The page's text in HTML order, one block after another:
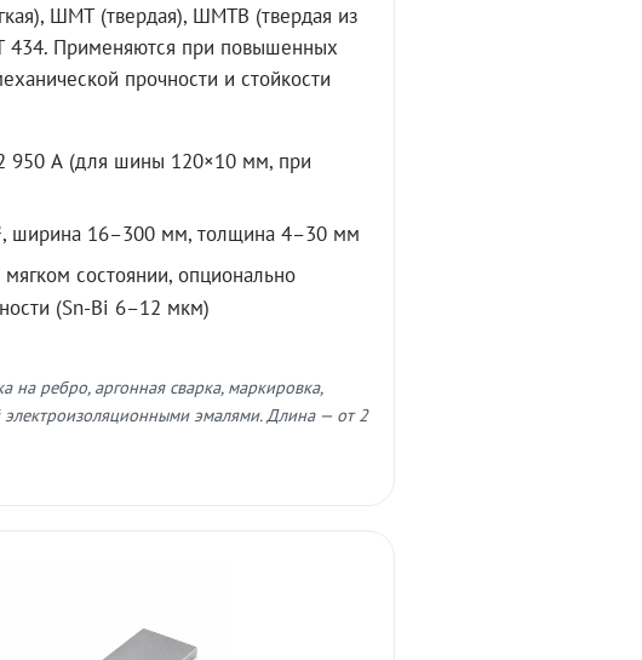
ШМТ (твердая), ШМТВ (твердая из
434. Применяются при повышенных
прочности и стойкости
950 А (для шины 120×10 мм, при
ширина 16–300 мм, толщина 4–30 мм
состоянии, опционально
(Sn-Bi 6–12 мкм)
ребро, аргонная сварка, маркировка,
электроизоляционными эмалями. Длина — от 2